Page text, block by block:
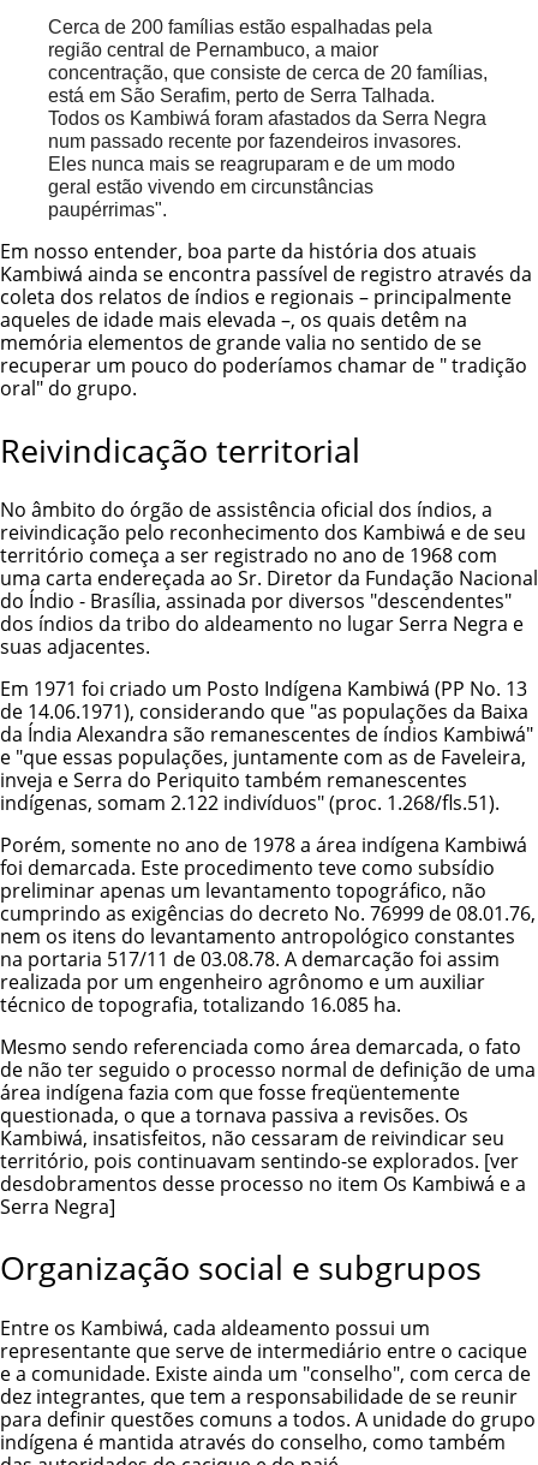
Cerca de 200 famílias estão espalhadas pela
região central de Pernambuco, a maior
concentração, que consiste de cerca de 20 famílias,
está em São Serafim, perto de Serra Talhada.
Todos os Kambiwá foram afastados da Serra Negra
num passado recente por fazendeiros invasores.
Eles nunca mais se reagruparam e de um modo
geral estão vivendo em circunstâncias
paupérrimas".
Em nosso entender, boa parte da história dos atuais
Kambiwá ainda se encontra passível de registro através da
coleta dos relatos de índios e regionais – principalmente
aqueles de idade mais elevada –, os quais detêm na
memória elementos de grande valia no sentido de se
recuperar um pouco do poderíamos chamar de " tradição
oral" do grupo.
Reivindicação territorial
No âmbito do órgão de assistência oficial dos índios, a
reivindicação pelo reconhecimento dos Kambiwá e de seu
território começa a ser registrado no ano de 1968 com
uma carta endereçada ao Sr. Diretor da Fundação Nacional
do Índio - Brasília, assinada por diversos "descendentes"
dos índios da tribo do aldeamento no lugar Serra Negra e
suas adjacentes.
Em 1971 foi criado um Posto Indígena Kambiwá (PP No. 13
de 14.06.1971), considerando que "as populações da Baixa
da Índia Alexandra são remanescentes de índios Kambiwá"
e "que essas populações, juntamente com as de Faveleira,
inveja e Serra do Periquito também remanescentes
indígenas, somam 2.122 indivíduos" (proc. 1.268/fls.51).
Porém, somente no ano de 1978 a área indígena Kambiwá
foi demarcada. Este procedimento teve como subsídio
preliminar apenas um levantamento topográfico, não
cumprindo as exigências do decreto No. 76999 de 08.01.76,
nem os itens do levantamento antropológico constantes
na portaria 517/11 de 03.08.78. A demarcação foi assim
realizada por um engenheiro agrônomo e um auxiliar
técnico de topografia, totalizando 16.085 ha.
Mesmo sendo referenciada como área demarcada, o fato
de não ter seguido o processo normal de definição de uma
área indígena fazia com que fosse freqüentemente
questionada, o que a tornava passiva a revisões. Os
Kambiwá, insatisfeitos, não cessaram de reivindicar seu
território, pois continuavam sentindo-se explorados. [ver
desdobramentos desse processo no item Os Kambiwá e a
Serra Negra]
Organização social e subgrupos
Entre os Kambiwá, cada aldeamento possui um
representante que serve de intermediário entre o cacique
e a comunidade. Existe ainda um "conselho", com cerca de
dez integrantes, que tem a responsabilidade de se reunir
para definir questões comuns a todos. A unidade do grupo
indígena é mantida através do conselho, como também